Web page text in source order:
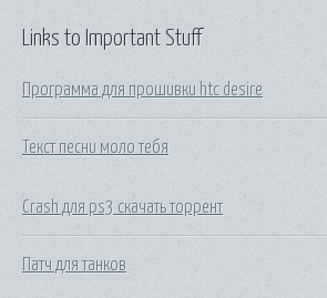
Links to Important Stuff
Программа для прошивки htc desire
Текст песни моло тебя
Crash для ps3 скачать торрент
Патч для танков